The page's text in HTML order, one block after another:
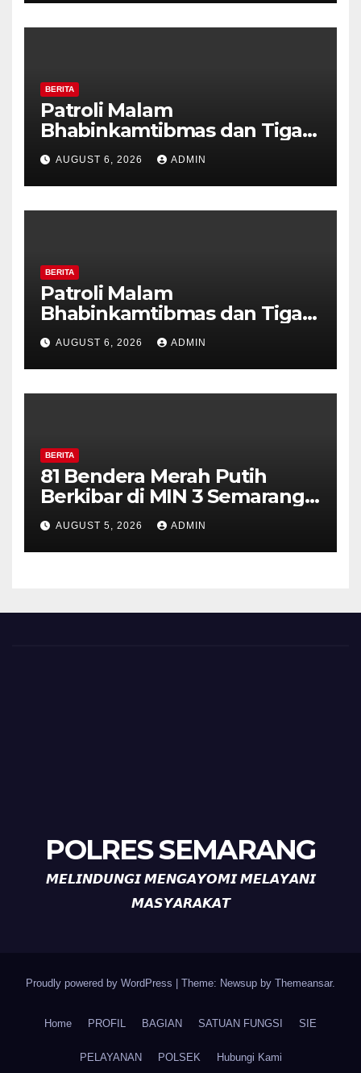
BERITA
Patroli Malam
Bhabinkamtibmas dan Tiga
Pilar Kelurahan Ungaran
Perkuat Kamtibmas, Warga
Diajak Aktifkan Ronda
AUGUST 6, 2026 ADMIN
BERITA
Patroli Malam
Bhabinkamtibmas dan Tiga
Pilar Kelurahan Ungaran
Perkuat Kamtibmas, Warga
Diajak Aktifkan Ronda
AUGUST 6, 2026 ADMIN
BERITA
81 Bendera Merah Putih
Berkibar di MIN 3 Semarang,
Bhabinkamtibmas Desa
Timpik Hadiri Peringatan
HUT ke-81 Kemerdekaan RI
AUGUST 5, 2026 ADMIN
POLRES SEMARANG
𝙈𝙀𝙇𝙄𝙉𝘿𝙐𝙉𝙂𝙄 𝙈𝙀𝙉𝙂𝘼𝙔𝙊𝙈𝙄 𝙈𝙀𝙇𝘼𝙔𝘼𝙉𝙄
𝙈𝘼𝙎𝙔𝘼𝙍𝘼𝙆𝘼𝙏
Proudly powered by WordPress Theme: Newsup by Themeansar.
Home PROFIL BAGIAN SATUAN FUNGSI SIE
PELAYANAN POLSEK Hubungi Kami